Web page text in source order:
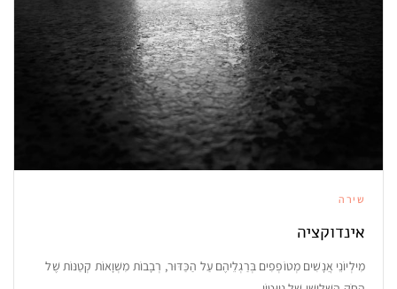
שירה
אינדוקציה
מִילְיוֹנֵי אֲנָשִׁים מְטוֹפְפִים בְּרַגְלֵיהֶם עַל הַכַּדּוּר, רְבָבוֹת מִשְׁוָאוֹת קְטַנּוֹת שֶׁל